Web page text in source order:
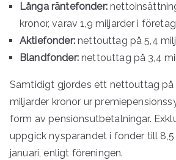
Långa räntefonder:
kronor, varav 1,9 miljarder i
Aktiefonder:nettouttag på 5,4
Blandfonder:nettouttag på 3,4
Samtidigt gjordes ett nettouttag på
miljarder kronor ur
form av pensionsutbetalningar.
uppgick nysparandet i fonder till 8,5
januari, enligt föreningen.